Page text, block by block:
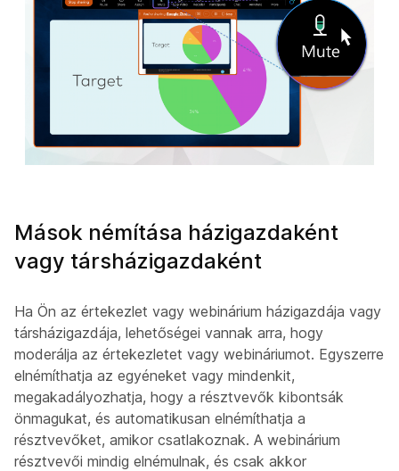
Mások némítása házigazdaként
vagy társházigazdaként
Ha Ön az értekezlet vagy webinárium házigazdája vagy
társházigazdája, lehetőségei vannak arra, hogy
moderálja az értekezletet vagy webináriumot. Egyszerre
elnémíthatja az egyéneket vagy mindenkit,
megakadályozhatja, hogy a résztvevők kibontsák
önmagukat, és automatikusan elnémíthatja a
résztvevőket, amikor csatlakoznak. A webinárium
résztvevői mindig elnémulnak, és csak akkor